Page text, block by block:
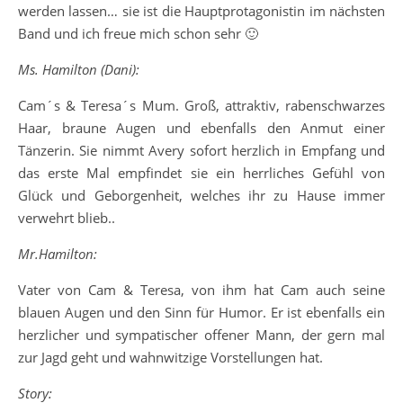
werden lassen… sie ist die Hauptprotagonistin im nächsten
Band und ich freue mich schon sehr 🙂
Ms. Hamilton (Dani):
Cam´s & Teresa´s Mum. Groß, attraktiv, rabenschwarzes
Haar, braune Augen und ebenfalls den Anmut einer
Tänzerin. Sie nimmt Avery sofort herzlich in Empfang und
das erste Mal empfindet sie ein herrliches Gefühl von
Glück und Geborgenheit, welches ihr zu Hause immer
verwehrt blieb..
Mr.Hamilton:
Vater von Cam & Teresa, von ihm hat Cam auch seine
blauen Augen und den Sinn für Humor. Er ist ebenfalls ein
herzlicher und sympatischer offener Mann, der gern mal
zur Jagd geht und wahnwitzige Vorstellungen hat.
Story: